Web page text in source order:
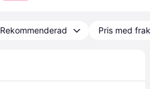
Rekommenderad Pris med